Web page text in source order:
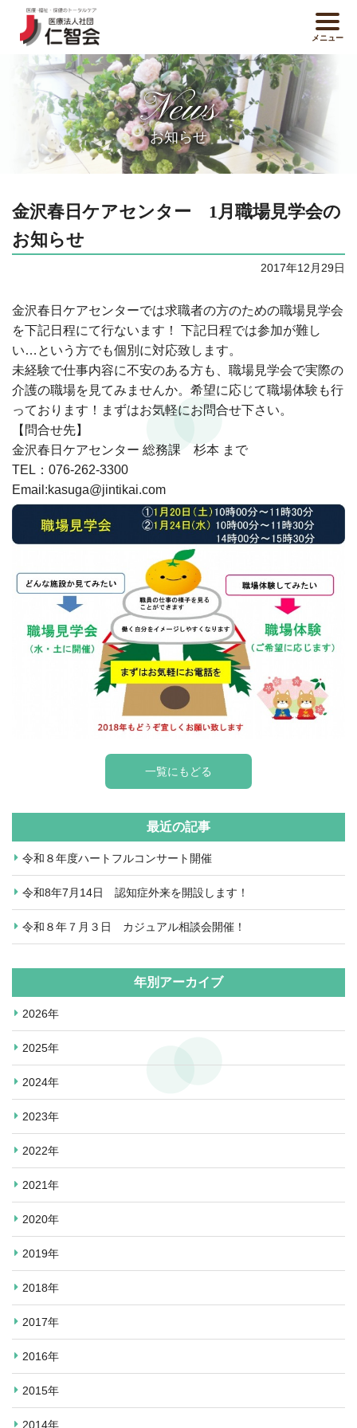
メニュー
News
お知らせ
金沢春日ケアセンター 1月職場見学会の
お知らせ
2017年12月29日
金沢春日ケアセンターでは求職者の方のための職場見学会
を下記日程にて行ないます！ 下記日程では参加が難し
い…という方でも個別に対応致します。
未経験で仕事内容に不安のある方も、職場見学会で実際の
介護の職場を見てみませんか。希望に応じて職場体験も行
っております！まずはお気軽にお問合せ下さい。
【問合せ先】
金沢春日ケアセンター 総務課 杉本 まで
TEL：076-262-3300
Email:kasuga@jintikai.com
一覧にもどる
最近の記事
令和８年度ハートフルコンサート開催
令和8年7月14日 認知症外来を開設します！
令和８年７月３日 カジュアル相談会開催！
年別アーカイブ
2026年
2025年
2024年
2023年
2022年
2021年
2020年
2019年
2018年
2017年
2016年
2015年
2014年